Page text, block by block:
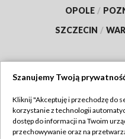
OPOLE /
SZCZECIN /
Abonament TVP
Szanujemy Twoją
Kliknij "Akceptuję i przechodzę do
korzystanie z technologii
dostęp do informacji na Twoim
przechowywanie oraz na